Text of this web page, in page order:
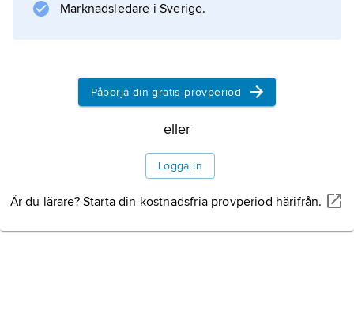
Marknadsledare i Sverige.
Påbörja din gratis provperiod
eller
Logga in
Är du lärare? Starta din kostnadsfria provperiod härifrån.